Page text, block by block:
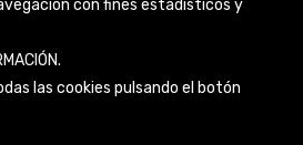
con fines estadísticos y
.
las cookies pulsando el botón